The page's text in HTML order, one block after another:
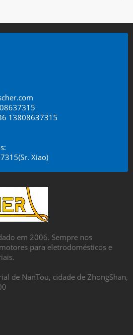
13808637315
Xiao)
em 2006. Sempre nos
para eletrodomésticos e
de NanTou, cidade de ZhongShan,